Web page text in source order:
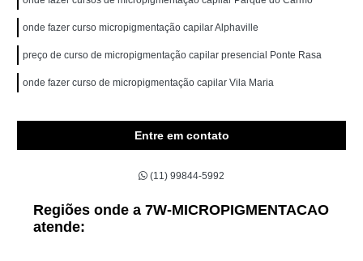
onde fazer curso micropigmentação capilar Alphaville
preço de curso de micropigmentação capilar presencial Ponte Rasa
onde fazer curso de micropigmentação capilar Vila Maria
Entre em contato
(11) 99844-5992
Regiões onde a 7W-MICROPIGMENTACAO
atende: